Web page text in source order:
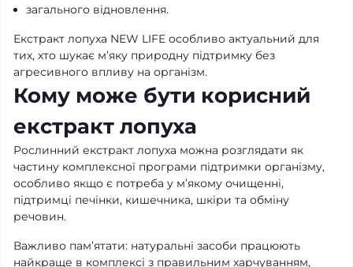
загального відновлення.
Екстракт лопуха NEW LIFE особливо актуальний для
тих, хто шукає м’яку природну підтримку без
агресивного впливу на організм.
Кому може бути корисний
екстракт лопуха
Рослинний екстракт лопуха можна розглядати як
частину комплексної програми підтримки організму,
особливо якщо є потреба у м’якому очищенні,
підтримці печінки, кишечника, шкіри та обміну
речовин.
Важливо пам’ятати: натуральні засоби працюють
найкраще в комплексі з правильним харчуванням,